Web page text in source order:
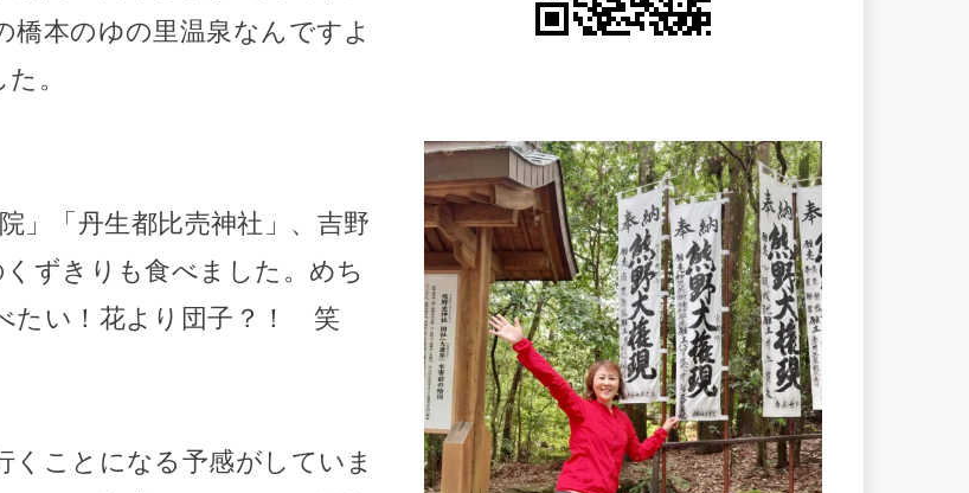
本のゆの里温泉なんですよ
。
」「丹生都比売神社」、 吉野
ずきりも食べました。めち
たい！花より団子？！ 笑
くことになる予感がしていま